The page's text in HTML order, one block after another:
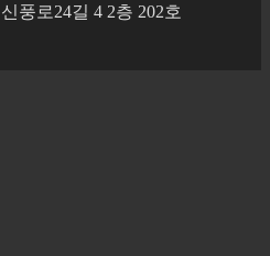
풍로24길 4 2층 202호